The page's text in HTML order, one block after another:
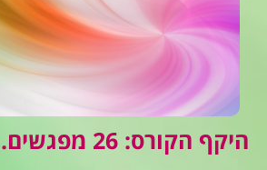
היקף הקורס: 26 מפגשים.